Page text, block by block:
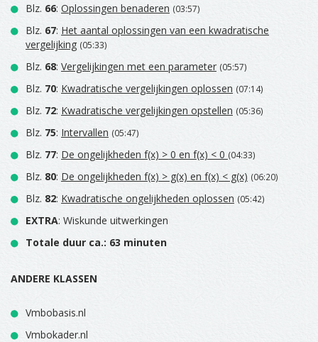
Blz. 66: Oplossingen benaderen (03:57)
Blz. 67: Het aantal oplossingen van een kwadratische
vergelijking (05:33)
Blz. 68: Vergelijkingen met een parameter (05:57)
Blz. 70: Kwadratische vergelijkingen oplossen (07:14)
Blz. 72: Kwadratische vergelijkingen opstellen (05:36)
Blz. 75: Intervallen (05:47)
Blz. 77: De ongelijkheden f(x) > 0 en f(x) < 0 (04:33)
Blz. 80: De ongelijkheden f(x) > g(x) en f(x) < g(x) (06:20)
Blz. 82: Kwadratische ongelijkheden oplossen (05:42)
EXTRA: Wiskunde uitwerkingen
Totale duur ca.: 63 minuten
ANDERE KLASSEN
Vmbobasis.nl
Vmbokader.nl